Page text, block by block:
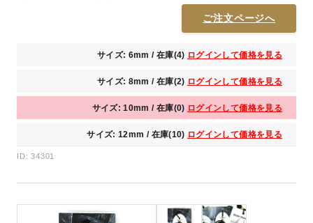
ご注文ページへ
サイズ: 6mm / 在庫(4) ログインして価格を見る
サイズ: 8mm / 在庫(2) ログインして価格を見る
サイズ: 10mm / 在庫(0) ログインして価格を見る
サイズ: 12mm / 在庫(10) ログインして価格を見る
ID: 34301